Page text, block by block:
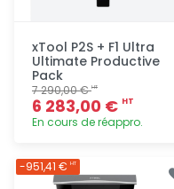
xTool P2S + F1 Ultra
Ultimate Productive
Pack
7 290,00 €HT
6 283,00 € HT
En cours de réappro.
rapide
-951,41 € HT